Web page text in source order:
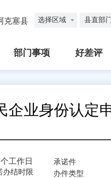
克塞县 选择区域 县直部门
部门事项 好差评
企业身份认定
个工作日
办结时限
承诺件
办件类型